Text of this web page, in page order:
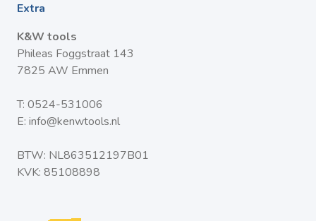
Extra
K&W tools
Phileas Foggstraat 143
7825 AW Emmen
T: 0524-531006
E: info@kenwtools.nl
BTW: NL863512197B01
KVK: 85108898